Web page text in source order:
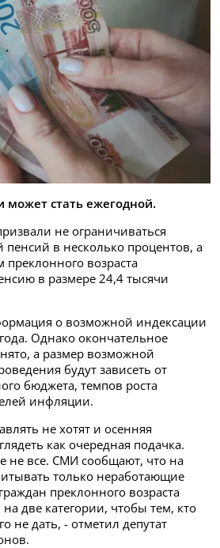
может стать ежегодной.
не ограничиваться
пенсий в несколько процентов, а
возраста
в размере 24,4 тысячи
о возможной индексации
Однако окончательное
а размер возможной
будут зависеть от
бюджета, темпов роста
инфляции.
не хотят и осенняя
как очередная подачка.
не все. СМИ сообщают, что на
только неработающие
преклонного возраста
две категории, чтобы тем, кто
не дать, - отметил депутат